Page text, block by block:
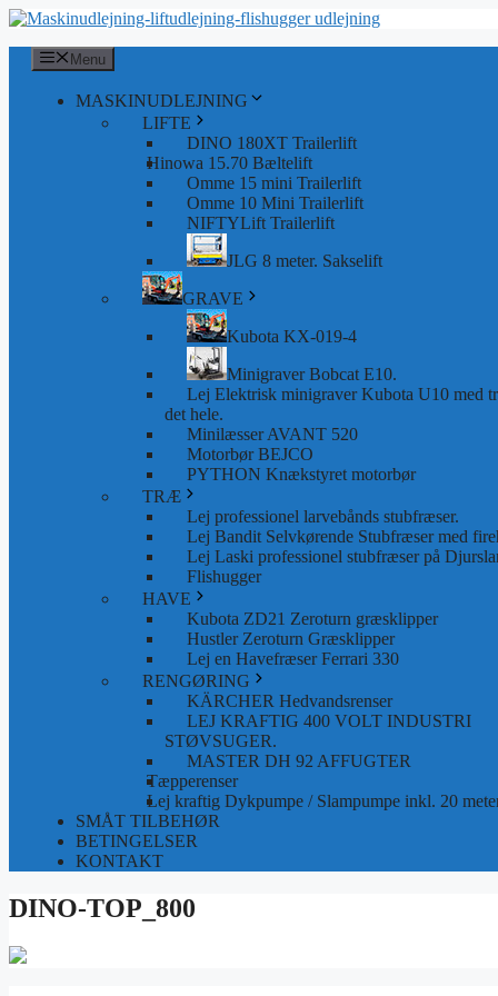
Hop
indhold
Menu
MASKINUDLEJNING
LIFTE
DINO 180XT Trailerlift
Hinowa 15.70 Bæltelift
Omme 15 mini Trailerlift
Omme 10 Mini Trailerlift
NIFTYLift Trailerlift
JLG 8 meter. Sakselift
GRAVE
Kubota KX-019-4
Minigraver Bobcat E10.
Lej Elektrisk minigraver Kubota U10 med
det hele.
Minilæsser AVANT 520
Motorbør BEJCO
PYTHON Knækstyret motorbør
TRÆ
Lej professionel larvebånds stubfræser.
Lej Bandit Selvkørende Stubfræser med
Lej Laski professionel stubfræser på
Flishugger
HAVE
Kubota ZD21 Zeroturn græsklipper
Hustler Zeroturn Græsklipper
Lej en Havefræser Ferrari 330
RENGØRING
KÄRCHER Hedvandsrenser
LEJ KRAFTIG 400 VOLT INDUSTRI
STØVSUGER.
MASTER DH 92 AFFUGTER
Tæpperenser
Lej kraftig Dykpumpe / Slampumpe inkl. 20
SMÅT TILBEHØR
BETINGELSER
KONTAKT
DINO-TOP_800